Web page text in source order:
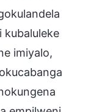
kubaluleke
imiyalo,